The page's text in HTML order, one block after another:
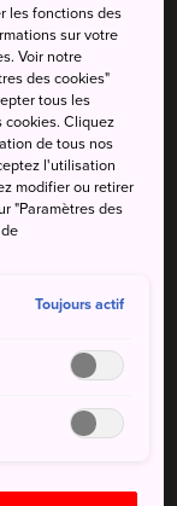
Ninja Forest
ainsi que de
où vous pouvez
kidnappée. Il
peut apprécier,
une journée
dans les bains
larmes
les fonctions des
sur votre
Voir notre
des cookies"
tous les
cookies. Cliquez
de tous nos
l'utilisation
modifier ou retirer
"Paramètres des
Toujours actif